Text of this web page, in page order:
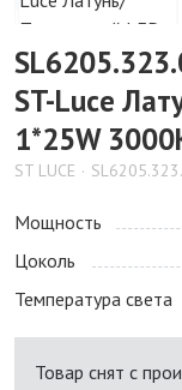
ST-Luce
1*25W
ST LUCE
Мощность
Цоколь
Температура света
Товар снят с